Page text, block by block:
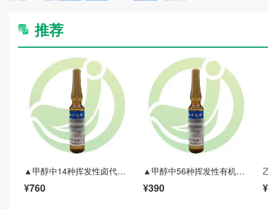
推荐
▲甲醇中14种挥发性卤代烃（甲醇中14种卤代烃）不同浓度(HJ620-2011)
¥760
▲甲醇中56种挥发性有机物VOC混标(HJ639-2012(缺环氧氯丙烷)) (HJ810-2016 GB/T 5750.8-2023(多氯丁二烯))
¥390